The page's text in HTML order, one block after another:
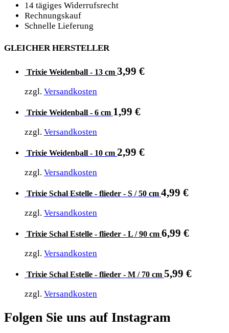
14 tägiges Widerrufsrecht
Rechnungskauf
Schnelle Lieferung
GLEICHER HERSTELLER
Trixie Weidenball - 13 cm 3,99 €
zzgl. Versandkosten
Trixie Weidenball - 6 cm 1,99 €
zzgl. Versandkosten
Trixie Weidenball - 10 cm 2,99 €
zzgl. Versandkosten
Trixie Schal Estelle - flieder - S / 50 cm 4,99 €
zzgl. Versandkosten
Trixie Schal Estelle - flieder - L / 90 cm 6,99 €
zzgl. Versandkosten
Trixie Schal Estelle - flieder - M / 70 cm 5,99 €
zzgl. Versandkosten
Folgen Sie uns auf Instagram